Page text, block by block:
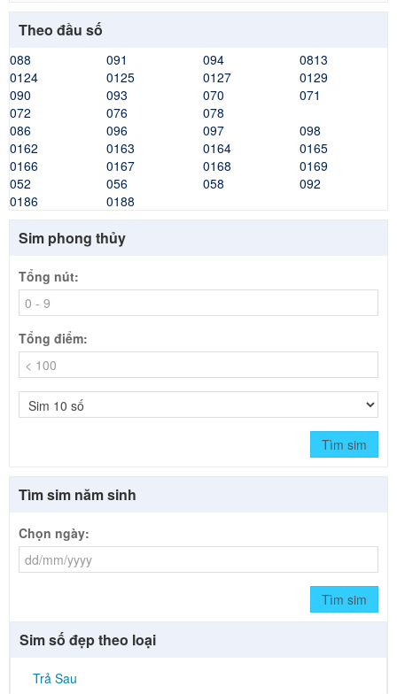
Theo đầu số
088 091 094
0813
0124
0125 0127
0129
090
093 070
071
072
076
078
086
096 097
098
0162
0163 0164
0165
0166
0167 0168
0169
052
056 058
092
0186
0188
Sim phong thủy
Tổng nút:
Tổng điểm:
Tìm sim
Tìm sim năm sinh
Chọn ngày:
Tìm sim
Sim số đẹp theo loại
Trả Sau